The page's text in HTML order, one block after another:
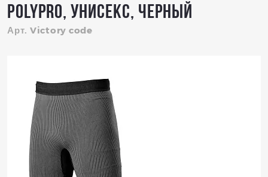
Polypro, унисекс, черный
Арт. Victory code